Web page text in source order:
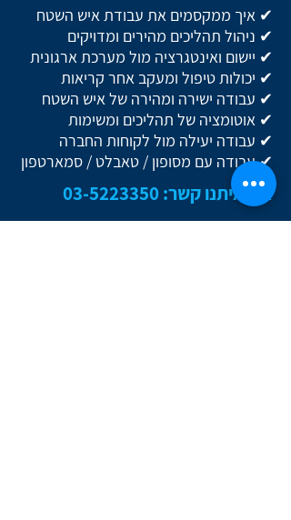
✔ איך ממקסמים את עבודת איש השטח
✔ ניהול תהליכים מהירים ומדויקים
✔ יישום ואינטגרציה מול מערכת ארגונית
✔ יכולות טיפול ומעקב אחר קריאות
✔ עבודה ישירה ומהירה של איש השטח
✔ אוטומציה של תהליכים ומשימות
✔ עבודה יעילה מול לקוחות החברה
✔ עבודה עם מסופון / טאבלט / סמארטפון
צרו איתנו קשר:03-5223350